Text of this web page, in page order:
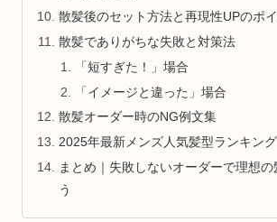
散髪後のセット方法と再現性UPのポ
散髪でありがちな失敗と対策法
「短すぎた！」場合
「イメージと違った」場合
散髪オーダー時のNG例文集
2025年最新メンズ人気髪型ランキング
まとめ｜失敗しないオーダーで理想の
う